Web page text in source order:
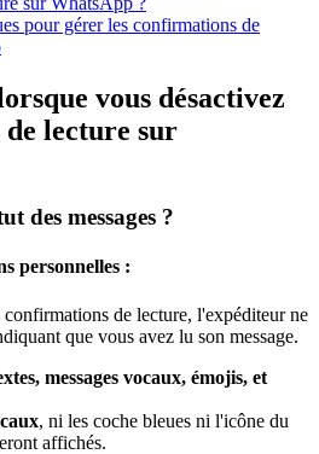
pour gérer les confirmations de
vous désactivez
lecture sur
des messages ?
personnelles :
de lecture, l'expéditeur ne
que vous avez lu son message.
messages vocaux, émojis, et
, ni les coche bleues ni l'icône du
affichés.